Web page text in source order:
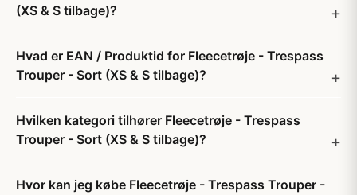
(XS & S tilbage)?
Hvad er EAN / Produktid for Fleecetrøje - Trespass
Trouper - Sort (XS & S tilbage)?
Hvilken kategori tilhører Fleecetrøje - Trespass
Trouper - Sort (XS & S tilbage)?
Hvor kan jeg købe Fleecetrøje - Trespass Trouper -